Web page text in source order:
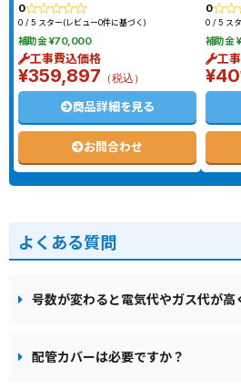
0
0 / 5 スター(レビュー0件に基づく)
補助金 ¥70,000
工事費込価格
¥359,897 （税込）
商品詳細を見る
お問合わせ
0
0 / 5 ス
補助金
工
よくある質問
号数が変わると電気代やガス代が高
配管カバーは必要ですか？